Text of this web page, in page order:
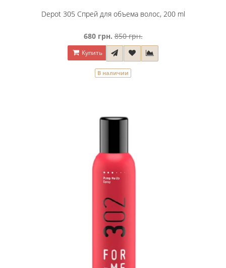
Depot 305 Спрей для объема волос, 200 ml
680 грн. 850 грн.
Купить
В наличии